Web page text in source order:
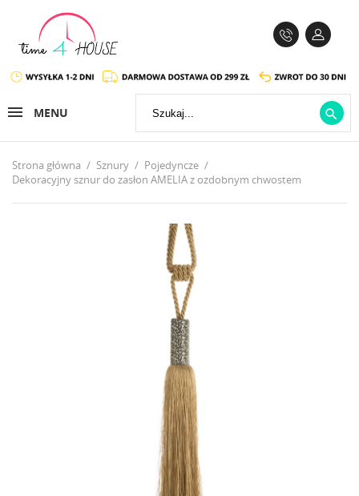
MENU 
Strona główna Sznury
Pojedyncze
Dekoracyjny sznur do zasłon AMELIA z ozdobnym chwostem